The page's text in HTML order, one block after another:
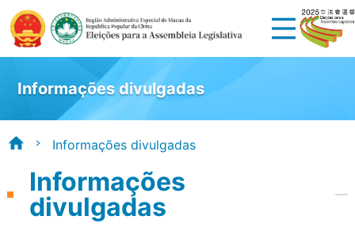
Informações divulgadas
Informações divulgadas
Informações
divulgadas